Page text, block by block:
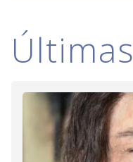
Últimas